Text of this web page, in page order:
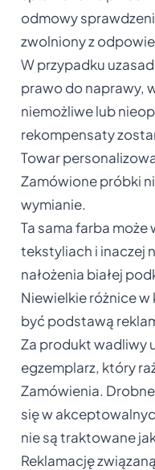
odmowy
zwolniony z
W przypadku
prawo do naprawy,
niemożliwe lub
rekompensaty
Towar
Zamówione próbki
wymianie.
Ta sama farba może
tekstyliach i inaczej
nałożenia białej
Niewielkie różnice
być podstawą
Za produkt wadliwy
egzemplarz, który
Zamówienia.
się w
nie są traktowane
Reklamację